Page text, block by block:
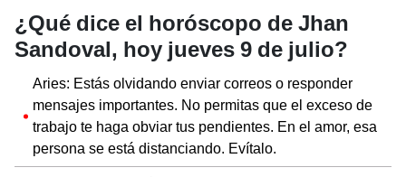
¿Qué dice el horóscopo de Jhan
Sandoval, hoy jueves 9 de julio?
Aries: Estás olvidando enviar correos o responder
mensajes importantes. No permitas que el exceso de
trabajo te haga obviar tus pendientes. En el amor, esa
persona se está distanciando. Evítalo.